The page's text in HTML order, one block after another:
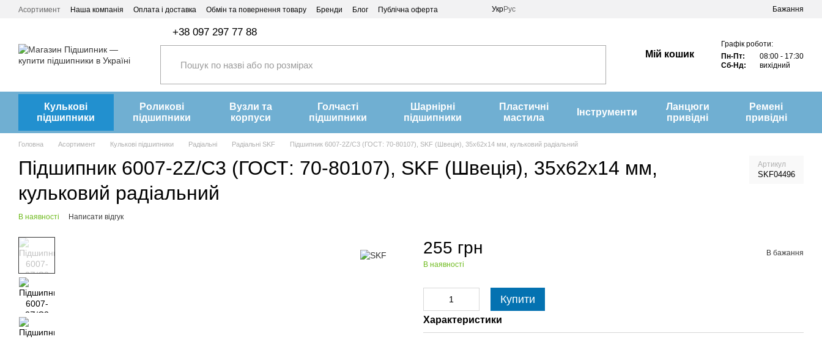
Перейти до основного контенту
Асортимент Наша компанія Оплата і доставка Обмін та повернення товару Бренди Блог Публічна оферта УкрРус Бажання
+38 097 297 77 88
Мій кошик
Графік роботи:
Пн-Пт:
08:00 - 17:30
Сб-Нд:
вихідний
Кулькові
підшипники
Роликові
підшипники
Вузли та
корпуси
Голчасті
підшипники
Шарнірні
підшипники
Пластичні
мастила
Інструменти
Ланцюги
привідні
Ремені
привідні
Головна Асортимент Кулькові підшипники Радіальні Радіальні SKF Підшипник 6007-2Z/C3 (ГОСТ: 70-80107), SKF (Швеція), 35x62x14 мм, кульковий радіальний
Підшипник 6007-2Z/C3 (ГОСТ: 70-80107), SKF (Швеція), 35x62x14 мм,
кульковий радіальний
Артикул
SKF04496
В наявності Написати відгук
255 грн
В наявності
В бажання
Купити
Характеристики